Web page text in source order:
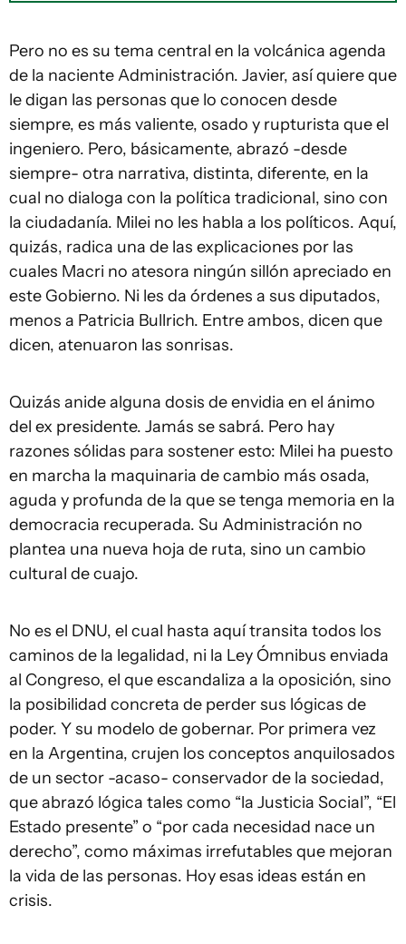
Pero no es su tema central en la volcánica agenda
de la naciente Administración. Javier, así quiere que
le digan las personas que lo conocen desde
siempre, es más valiente, osado y rupturista que el
ingeniero. Pero, básicamente, abrazó -desde
siempre- otra narrativa, distinta, diferente, en la
cual no dialoga con la política tradicional, sino con
la ciudadanía. Milei no les habla a los políticos. Aquí,
quizás, radica una de las explicaciones por las
cuales Macri no atesora ningún sillón apreciado en
este Gobierno. Ni les da órdenes a sus diputados,
menos a Patricia Bullrich. Entre ambos, dicen que
dicen, atenuaron las sonrisas.
Quizás anide alguna dosis de envidia en el ánimo
del ex presidente. Jamás se sabrá. Pero hay
razones sólidas para sostener esto: Milei ha puesto
en marcha la maquinaria de cambio más osada,
aguda y profunda de la que se tenga memoria en la
democracia recuperada. Su Administración no
plantea una nueva hoja de ruta, sino un cambio
cultural de cuajo.
No es el DNU, el cual hasta aquí transita todos los
caminos de la legalidad, ni la Ley Ómnibus enviada
al Congreso, el que escandaliza a la oposición, sino
la posibilidad concreta de perder sus lógicas de
poder. Y su modelo de gobernar. Por primera vez
en la Argentina, crujen los conceptos anquilosados
de un sector -acaso- conservador de la sociedad,
que abrazó lógica tales como “la Justicia Social”, “El
Estado presente” o “por cada necesidad nace un
derecho”, como máximas irrefutables que mejoran
la vida de las personas. Hoy esas ideas están en
crisis.